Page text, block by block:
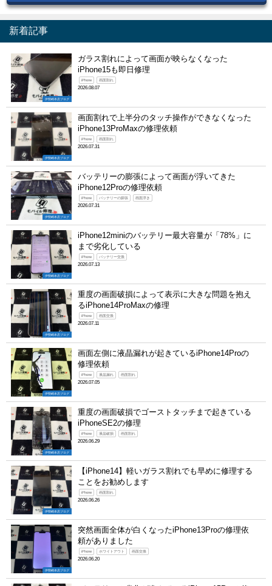
新着記事
伊勢崎本店ブログ
ガラス割れによって画面が映らなくなった
iPhone15も即日修理
iPhone 画面割れ
2026.08.07
伊勢崎本店ブログ
画面割れで上半分のタッチ操作ができなくなった
iPhone13ProMaxの修理依頼
iPhone 画面割れ
2026.07.31
伊勢崎本店ブログ
バッテリーの膨張によって画面が浮いてきた
iPhone12Proの修理依頼
iPhone バッテリーの膨張 画面浮き
2026.07.31
伊勢崎本店ブログ
iPhone12miniのバッテリー最大容量が「78%」に
まで劣化している
iPhone バッテリー交換
2026.07.13
伊勢崎本店ブログ
重度の画面破損によって表示に大きな問題を抱え
るiPhone14ProMaxの修理
iPhone 画面交換
2026.07.11
伊勢崎本店ブログ
画面左側に液晶漏れが起きているiPhone14Proの
修理依頼
iPhone 液晶漏れ 画面割れ
2026.07.05
伊勢崎本店ブログ
重度の画面破損でゴーストタッチまで起きている
iPhoneSE2の修理
iPhone 液晶破損 画面割れ
2026.06.29
伊勢崎本店ブログ
【iPhone14】軽いガラス割れでも早めに修理する
ことをお勧めします
iPhone 画面割れ
2026.06.26
伊勢崎本店ブログ
突然画面全体が白くなったiPhone13Proの修理依
頼がありました
iPhone ホワイトアウト 画面交換
2026.06.20